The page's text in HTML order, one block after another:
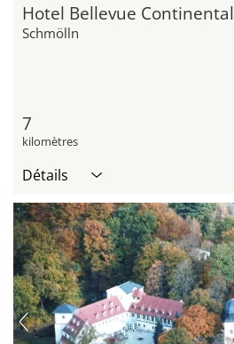
Hotel Bellevue Continental
Schmölln
7
kilomètres
Détails